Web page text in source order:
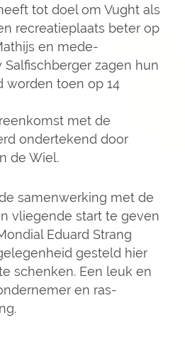
tot doel om Vught als
recreatieplaats beter op
en mede-
zagen hun
worden toen op 14
met de
ondertekend door
de Wiel.
samenwerking met de
vliegende start te geven
Eduard Strang
gesteld hier
schenken. Een leuk en
en ras-